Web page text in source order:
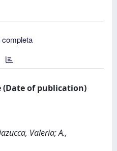
of publication)
Valeria; A.,